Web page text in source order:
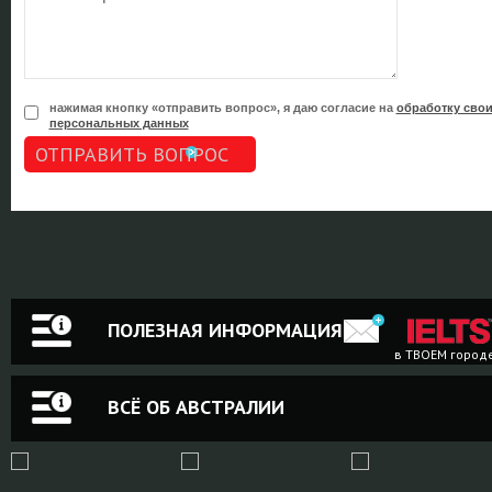
нажимая кнопку «отправить вопрос», я даю согласие на обработку
персональных данных
ОТПРАВИТЬ ВОПРОС
ПОЛЕЗНАЯ ИНФОРМАЦИЯ
в ТВОЕМ
ВСЁ ОБ АВСТРАЛИИ